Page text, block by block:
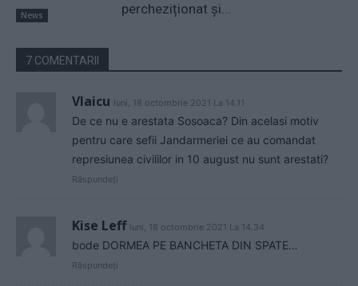
News
percheziționat și...
7 COMENTARII
Vlaicu luni, 18 octombrie 2021 La 14.11
De ce nu e arestata Sosoaca? Din acelasi motiv
pentru care sefii Jandarmeriei ce au comandat
represiunea civililor in 10 august nu sunt arestati?
Răspundeți
Kise Leff luni, 18 octombrie 2021 La 14.34
bode DORMEA PE BANCHETA DIN SPATE…
Răspundeți